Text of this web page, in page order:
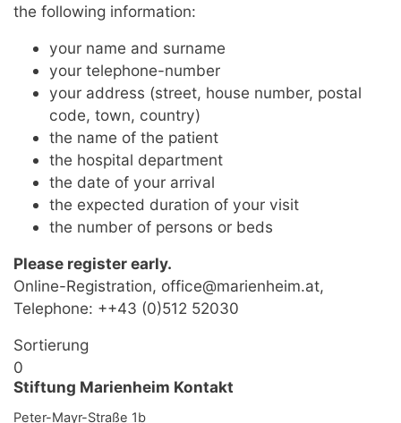
the following information:
your name and surname
your telephone-number
your address (street, house number, postal
code, town, country)
the name of the patient
the hospital department
the date of your arrival
the expected duration of your visit
the number of persons or beds
Please register early.
Online-Registration, office@marienheim.at,
Telephone: ++43 (0)512 52030
Sortierung
0
Stiftung Marienheim Kontakt
Peter-Mayr-Straße 1b